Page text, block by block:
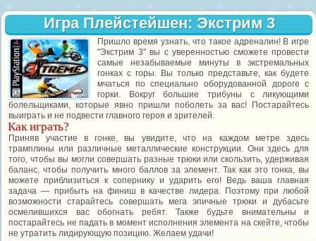
Игра Плейстейшен: Экстрим 3
Пришло время узнать, что такое адреналин! В игре
"Экстрим 3" вы с уверенностью сможете провести
самые незабываемые минуты в экстремальных
гонках с горы. Вы только представьте, как будете
мчаться по специально оборудованной дороге с
горки. Вокруг большие трибуны с ликующими
болельщиками, которые явно пришли поболеть за вас! Постарайтесь
выиграть и не подвести главного героя и зрителей.
Как играть?
Приняв участие в гонке, вы увидите, что на каждом метре здесь
трамплины или различные металлические конструкции. Они здесь для
того, чтобы вы могли совершать разные трюки или скользить, удерживая
баланс, чтобы получить много баллов за элемент. Так как это гонка, вы
можете приблизиться к сопернику и ударить его! Ведь ваша главная
задача — прибыть на финиш в качестве лидера. Поэтому при любой
возможности старайтесь совершать мега эпичные трюки и дубасьте
осмелившихся вас обогнать ребят. Также будьте внимательны и
постарайтесь не падать в момент исполнения элемента на скейте, чтобы
не утратить лидирующую позицию. Желаем удачи!